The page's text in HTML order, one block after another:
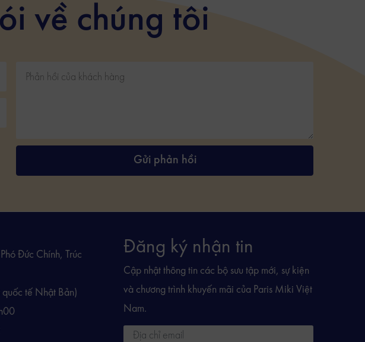
về chúng tôi
Gửi phản hồi
Đức Chính, Trúc
quốc tế Nhật Bản)
Đăng ký nhận tin
Cập nhật thông tin các bộ sưu tập mới, sự kiện
và chương trình khuyến mãi của Paris Miki Việt
Nam.